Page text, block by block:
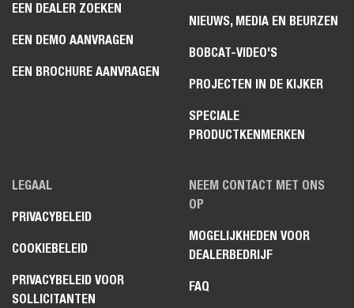
EEN DEALER ZOEKEN
EEN DEMO AANVRAGEN
EEN BROCHURE AANVRAGEN
NIEUWS, MEDIA EN BEURZEN
BOBCAT-VIDEO'S
PROJECTEN IN DE KIJKER
SPECIALE
PRODUCTKENMERKEN
LEGAAL
PRIVACYBELEID
COOKIEBELEID
PRIVACYBELEID VOOR
SOLLICITANTEN
NEEM CONTACT MET ONS
OP
MOGELIJKHEDEN VOOR
DEALERBEDRIJF
FAQ